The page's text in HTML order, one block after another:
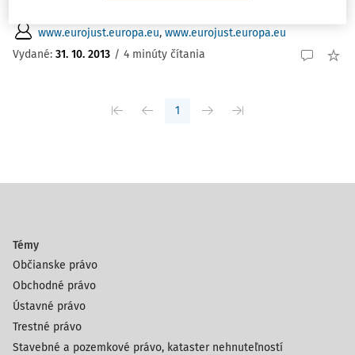
www.eurojust.europa.eu, www.eurojust.europa.eu
Vydané: 31. 10. 2013 / 4 minúty čítania
1
Témy
Občianske právo
Obchodné právo
Ústavné právo
Trestné právo
Stavebné a pozemkové právo, kataster nehnuteľností